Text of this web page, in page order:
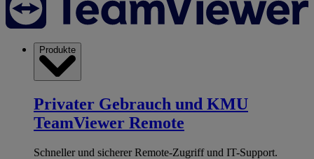
Produkte
Privater Gebrauch und KMU
TeamViewer Remote
Schneller und sicherer Remote-Zugriff und IT-Support.